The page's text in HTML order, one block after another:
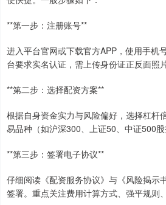
**第一步：注册账号**
进入平台官网或下载官方APP，使用手机
台要求实名认证，需上传身份证正反面照片
**第二步：选择配资方案**
根据自身资金实力与风险偏好，选择杠杆
易品种（如沪深300、上证50、中证500股
**第三步：签署电子协议**
仔细阅读《配资服务协议》与《风险揭示
签署。重点关注费用计算方式、强平规则